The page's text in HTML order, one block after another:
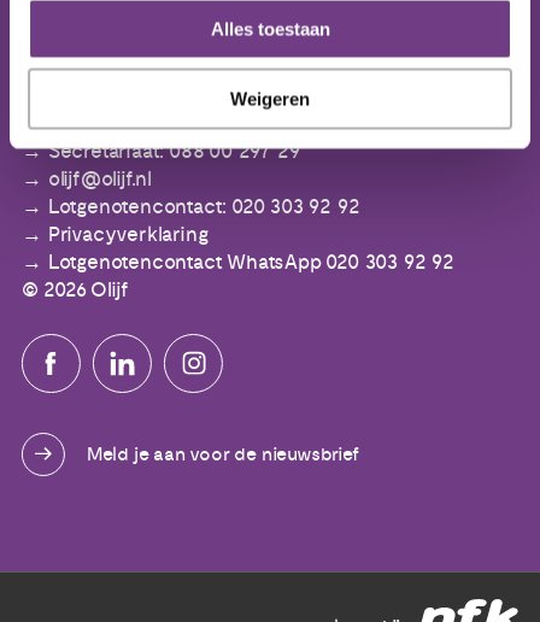
Alles toestaan
Weigeren
IBAN: NL64 ABNA 0553 3394 00
Secretariaat: 088 00 297 29
olijf@olijf.nl
Lotgenotencontact: 020 303 92 92
Privacyverklaring
Lotgenotencontact WhatsApp 020 303 92 92
© 2026 Olijf
Meld je aan voor de nieuwsbrief